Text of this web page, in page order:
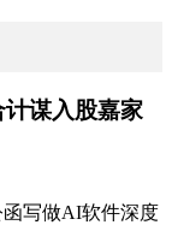
谋入股嘉家
写做AI软件深度